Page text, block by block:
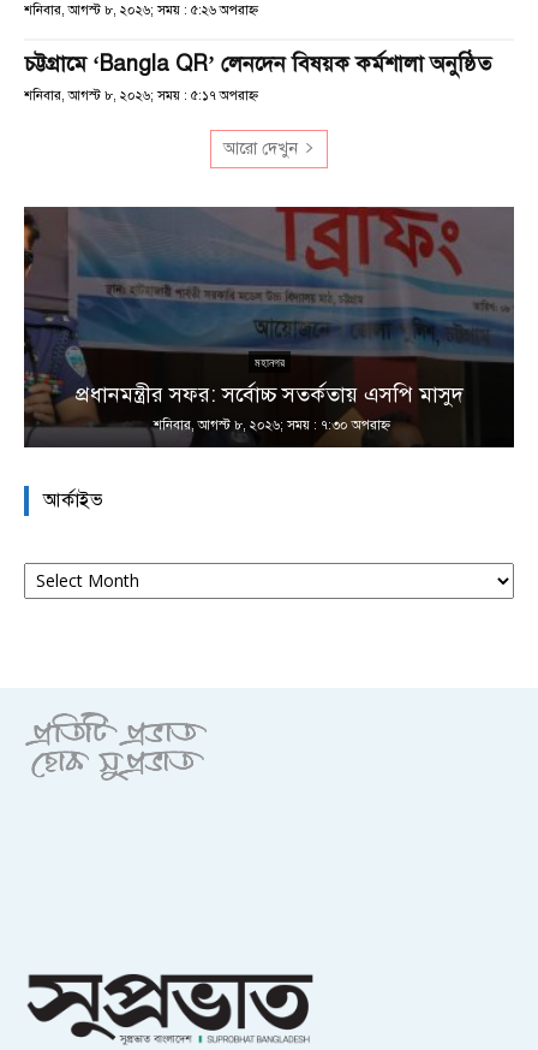
শনিবার, আগস্ট ৮, ২০২৬; সময় : ৫:২৬ অপরাহ্ণ
চট্টগ্রামে ‘Bangla QR’ লেনদেন বিষয়ক কর্মশালা অনুষ্ঠিত
শনিবার, আগস্ট ৮, ২০২৬; সময় : ৫:১৭ অপরাহ্ণ
আরো দেখুন
মহানগর
প্রধানমন্ত্রীর সফর: সর্বোচ্চ সতর্কতায় এসপি মাসুদ
শনিবার, আগস্ট ৮, ২০২৬; সময় : ৭:৩০ অপরাহ্ণ
আর্কাইভ
আর্কাইভ